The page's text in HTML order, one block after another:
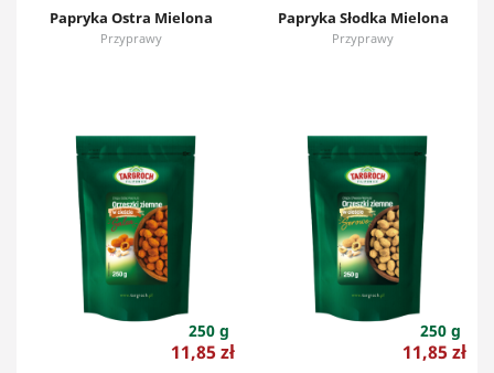
Papryka Ostra Mielona
Przyprawy
Papryka Słodka Mielona
Przyprawy
250 g
Cena
11,85 zł
250 g
Cena
11,85 zł